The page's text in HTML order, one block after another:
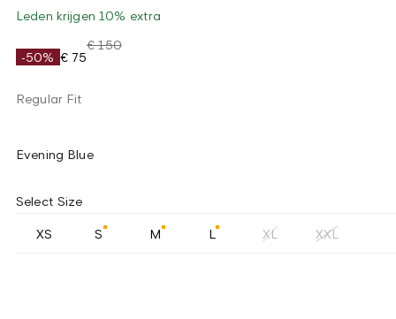
Leden krijgen 10% extra
-50% € 75
€ 150
Regular Fit
Evening Blue
Select Size
XS S M L XL XXL